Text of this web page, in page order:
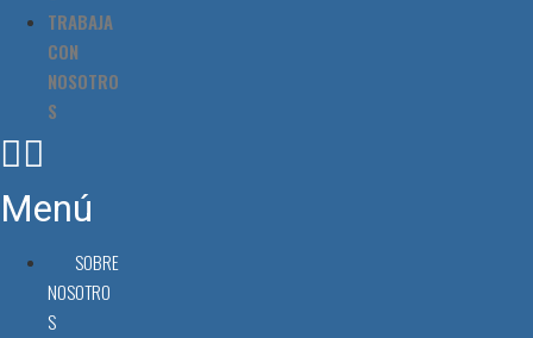
TRABAJA
CON
NOSOTRO
S
Menú
SOBRE
NOSOTRO
S